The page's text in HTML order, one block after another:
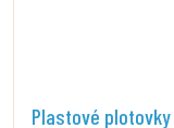
Plastové